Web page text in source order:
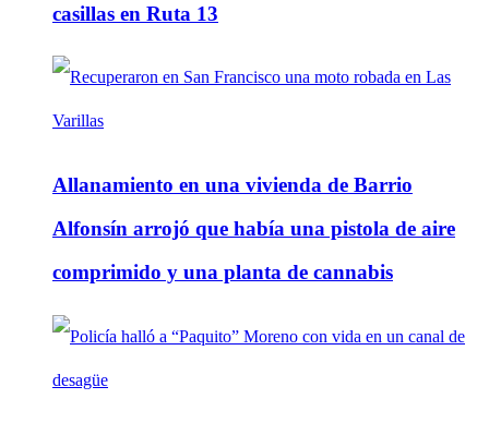
casillas en Ruta 13
Allanamiento en una vivienda de Barrio
Alfonsín arrojó que había una pistola de aire
comprimido y una planta de cannabis